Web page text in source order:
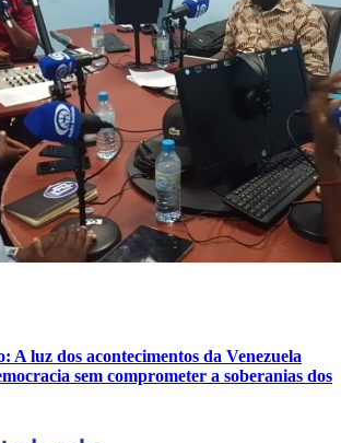
A luz dos acontecimentos da Venezuela
sem comprometer a soberanias dos